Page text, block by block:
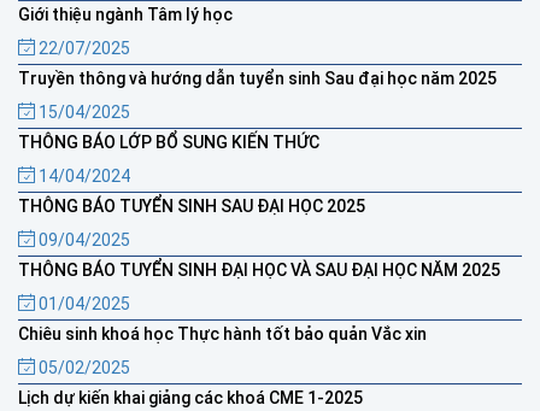
Giới thiệu ngành Tâm lý học
22/07/2025
Truyền thông và hướng dẫn tuyển sinh Sau đại học năm 2025
15/04/2025
THÔNG BÁO LỚP BỔ SUNG KIẾN THỨC
14/04/2024
THÔNG BÁO TUYỂN SINH SAU ĐẠI HỌC 2025
09/04/2025
THÔNG BÁO TUYỂN SINH ĐẠI HỌC VÀ SAU ĐẠI HỌC NĂM 2025
01/04/2025
Chiêu sinh khoá học Thực hành tốt bảo quản Vắc xin
05/02/2025
Lịch dự kiến khai giảng các khoá CME 1-2025